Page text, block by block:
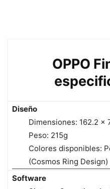
OPPO
Diseño
Dimensiones: 162.2 x
Peso: 215g
Colores disponibles:
(Cosmos Ring Design)
Software